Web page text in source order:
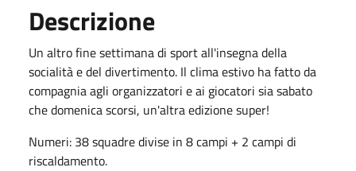
Descrizione
Un altro fine settimana di sport all'insegna della
socialità e del divertimento. Il clima estivo ha fatto da
compagnia agli organizzatori e ai giocatori sia sabato
che domenica scorsi, un'altra edizione super!
Numeri: 38 squadre divise in 8 campi + 2 campi di
riscaldamento.